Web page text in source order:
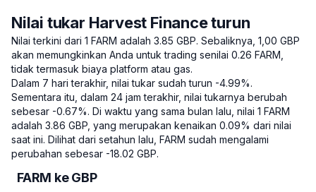
Nilai tukar Harvest Finance turun
Nilai terkini dari 1 FARM adalah 3.85 GBP. Sebaliknya, 1,00 GBP
akan memungkinkan Anda untuk trading senilai 0.26 FARM,
tidak termasuk biaya platform atau gas.
Dalam 7 hari terakhir, nilai tukar sudah turun -4.99%.
Sementara itu, dalam 24 jam terakhir, nilai tukarnya berubah
sebesar -0.67%. Di waktu yang sama bulan lalu, nilai 1 FARM
adalah 3.86 GBP, yang merupakan kenaikan 0.09% dari nilai
saat ini. Dilihat dari setahun lalu, FARM sudah mengalami
perubahan sebesar -18.02 GBP.
FARM ke GBP